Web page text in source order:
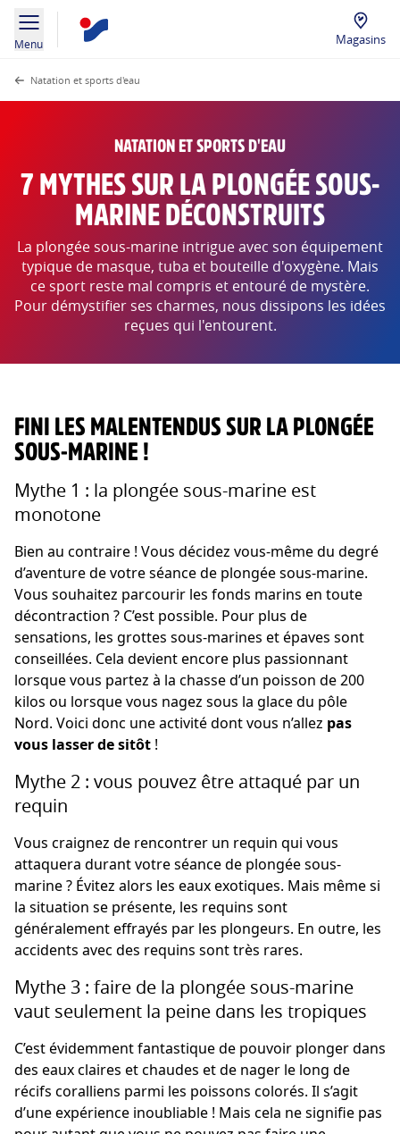
Menu Magasins
Natation et sports d'eau
NATATION ET SPORTS D'EAU
7 MYTHES SUR LA PLONGÉE SOUS-
MARINE DÉCONSTRUITS
La plongée sous-marine intrigue avec son équipement
typique de masque, tuba et bouteille d'oxygène. Mais
ce sport reste mal compris et entouré de mystère.
Pour démystifier ses charmes, nous dissipons les idées
reçues qui l'entourent.
FINI LES MALENTENDUS SUR LA PLONGÉE
SOUS-MARINE !
Mythe 1 : la plongée sous-marine est
monotone
Bien au contraire ! Vous décidez vous-même du degré
d’aventure de votre séance de plongée sous-marine.
Vous souhaitez parcourir les fonds marins en toute
décontraction ? C’est possible. Pour plus de
sensations, les grottes sous-marines et épaves sont
conseillées. Cela devient encore plus passionnant
lorsque vous partez à la chasse d’un poisson de 200
kilos ou lorsque vous nagez sous la glace du pôle
Nord. Voici donc une activité dont vous n’allez pas
vous lasser de sitôt !
Mythe 2 : vous pouvez être attaqué par un
requin
Vous craignez de rencontrer un requin qui vous
attaquera durant votre séance de plongée sous-
marine ? Évitez alors les eaux exotiques. Mais même si
la situation se présente, les requins sont
généralement effrayés par les plongeurs. En outre, les
accidents avec des requins sont très rares.
Mythe 3 : faire de la plongée sous-marine
vaut seulement la peine dans les tropiques
C’est évidemment fantastique de pouvoir plonger dans
des eaux claires et chaudes et de nager le long de
récifs coralliens parmi les poissons colorés. Il s’agit
d’une expérience inoubliable ! Mais cela ne signifie pas